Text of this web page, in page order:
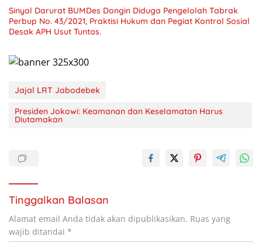
Sinyal Darurat BUMDes Dongin Diduga Pengelolah Tabrak
Perbup No. 43/2021, Praktisi Hukum dan Pegiat Kontrol Sosial
Desak APH Usut Tuntas.
Jajal LRT Jabodebek
Presiden Jokowi: Keamanan dan Keselamatan Harus
Diutamakan
Tinggalkan Balasan
Alamat email Anda tidak akan dipublikasikan. Ruas yang
wajib ditandai *